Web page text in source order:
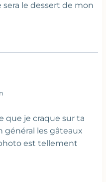
le dessert de mon
que je craque sur ta
général les gâteaux
est tellement